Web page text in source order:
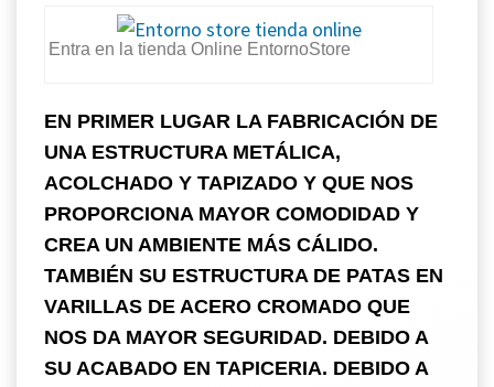
Entra en la tienda Online EntornoStore
EN PRIMER LUGAR LA FABRICACIÓN DE
UNA ESTRUCTURA METÁLICA,
ACOLCHADO Y TAPIZADO Y QUE NOS
PROPORCIONA MAYOR COMODIDAD Y
CREA UN AMBIENTE MÁS CÁLIDO.
TAMBIÉN SU ESTRUCTURA DE PATAS EN
VARILLAS DE ACERO CROMADO QUE
NOS DA MAYOR SEGURIDAD. DEBIDO A
SU ACABADO EN TAPICERIA. DEBIDO A